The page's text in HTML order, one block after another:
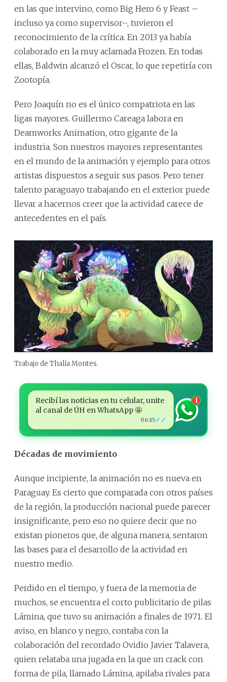
en las que intervino, como Big Hero 6 y Feast –
incluso ya como supervisor–, tuvieron el
reconocimiento de la crítica. En 2013 ya había
colaborado en la muy aclamada Frozen. En todas
ellas, Baldwin alcanzó el Oscar, lo que repetiría con
Zootopía.
Pero Joaquín no es el único compatriota en las
ligas mayores. Guillermo Careaga labora en
Deamworks Animation, otro gigante de la
industria. Son nuestros mayores representantes
en el mundo de la animación y ejemplo para otros
artistas dispuestos a seguir sus pasos. Pero tener
talento paraguayo trabajando en el exterior puede
llevar a hacernos creer que la actividad carece de
antecedentes en el país.
Trabajo de Thalía Montes.
Recibí las noticias en tu celular, unite
al canal de ÚH en WhatsApp 🤩
06:15✓✓
1
Décadas de movimiento
Aunque incipiente, la animación no es nueva en
Paraguay. Es cierto que comparada con otros países
de la región, la producción nacional puede parecer
insignificante, pero eso no quiere decir que no
existan pioneros que, de alguna manera, sentaron
las bases para el desarrollo de la actividad en
nuestro medio.
Perdido en el tiempo, y fuera de la memoria de
muchos, se encuentra el corto publicitario de pilas
Lámina, que tuvo su animación a finales de 1971. El
aviso, en blanco y negro, contaba con la
colaboración del recordado Ovidio Javier Talavera,
quien relataba una jugada en la que un crack con
forma de pila, llamado Lámina, apilaba rivales para